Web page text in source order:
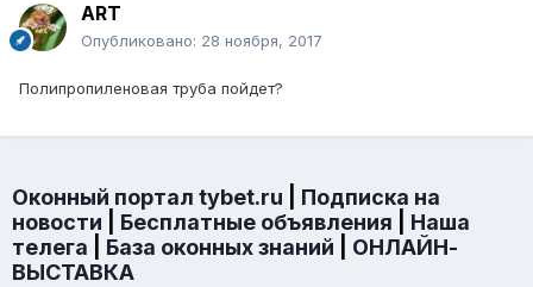
ART
Опубликовано: 28 ноября, 2017
Полипропиленовая труба пойдет?
Оконный портал tybet.ru
Подписка на
новости
Бесплатные объявления
Наша
телега
База оконных знаний
ОНЛАЙН-
ВЫСТАВКА